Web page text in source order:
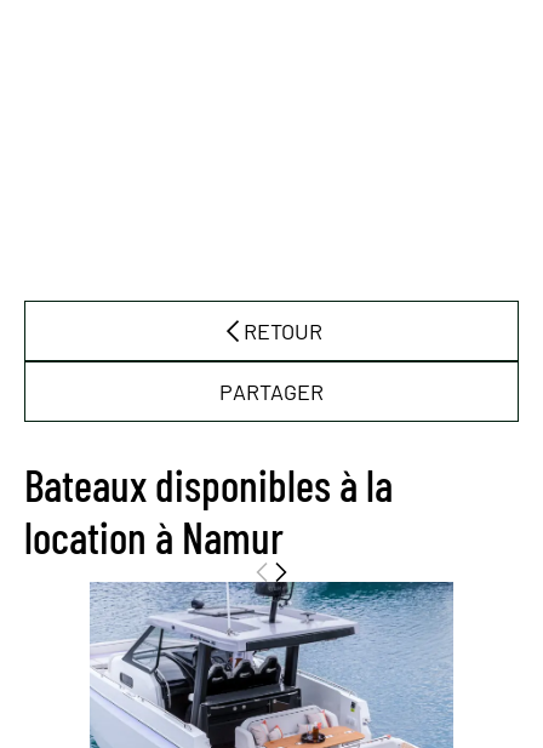
RETOUR
PARTAGER
Bateaux disponibles à la
location à Namur